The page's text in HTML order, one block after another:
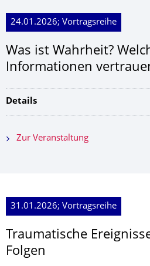
24.01.2026; Vortragsreihe
Was ist Wahrheit?
Informationen
Details
Zur Veranstaltung
31.01.2026; Vortragsreihe
Traumatische
Folgen